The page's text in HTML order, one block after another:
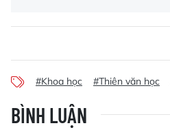
#Khoa học #Thiên văn học
BÌNH LUẬN